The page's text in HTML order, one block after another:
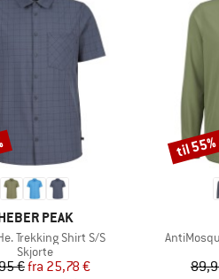
PEAK
Trekking Shirt S/S
Produktgruppe
Skjorte
Pris
€ Nedsat pris
fra 25,78 €
Artikel
Rabat
til 55%